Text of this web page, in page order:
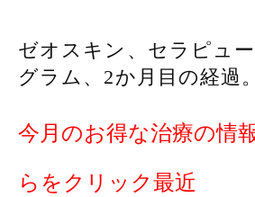
ゼオスキン、セラピュ
グラム、2か月目の経過。
今月のお得な治療の情
らをクリック最近